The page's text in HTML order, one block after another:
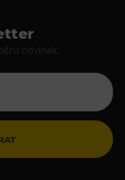
novinek.